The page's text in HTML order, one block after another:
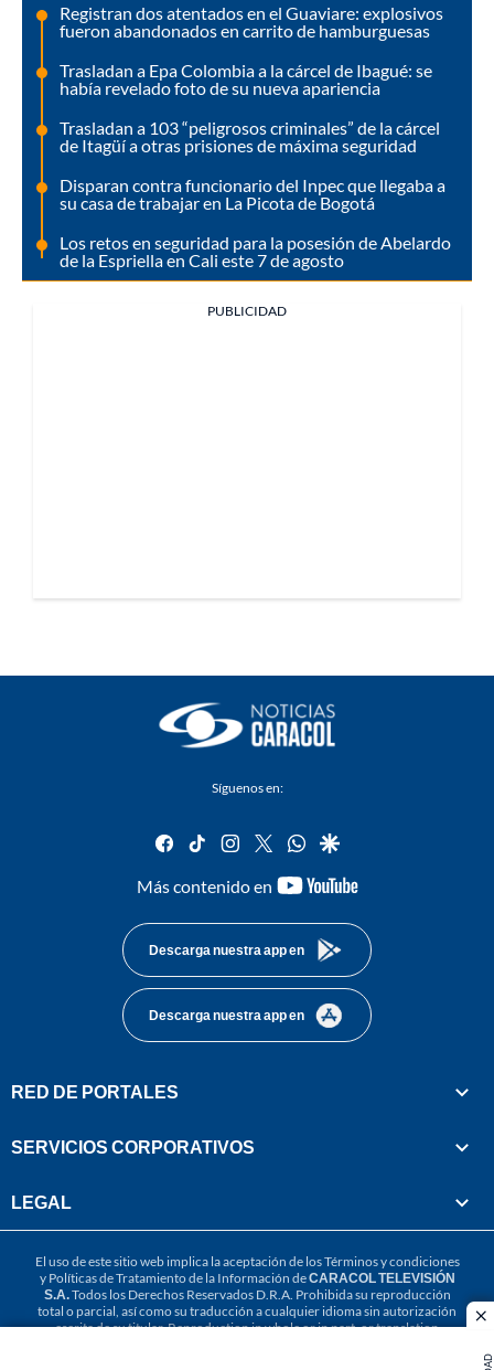
Registran dos atentados en el Guaviare: explosivos
fueron abandonados en carrito de hamburguesas
Trasladan a Epa Colombia a la cárcel de Ibagué: se
había revelado foto de su nueva apariencia
Trasladan a 103 “peligrosos criminales” de la cárcel
de Itagüí a otras prisiones de máxima seguridad
Disparan contra funcionario del Inpec que llegaba a
su casa de trabajar en La Picota de Bogotá
Los retos en seguridad para la posesión de Abelardo
de la Espriella en Cali este 7 de agosto
PUBLICIDAD
Síguenos en:
facebook
tiktok instagram
twitterwhatsapp
google
Más contenido en
youtube-
Descarga nuestra app en
Descarga nuestra app en
RED DE PORTALES
SERVICIOS CORPORATIVOS
LEGAL
El uso de este sitio web implica la aceptación de losTérminos y condiciones
y Políticas de Tratamiento de la Información deCARACOL TELEVISIÓN
S.A.Todos los Derechos Reservados D.R.A. Prohibida su reproducción
total o parcial, así como su traducción a cualquier idioma sin autorización
escrita de su titular. Reproduction in whole or in part, or translation